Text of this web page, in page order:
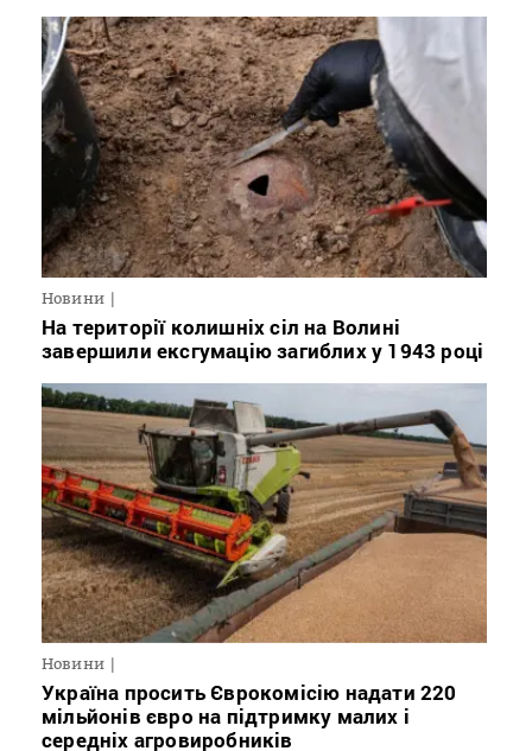
Новини
На території колишніх сіл на Волині
завершили ексгумацію загиблих у 1943 році
Новини
Україна просить Єврокомісію надати 220
мільйонів євро на підтримку малих і
середніх агровиробників